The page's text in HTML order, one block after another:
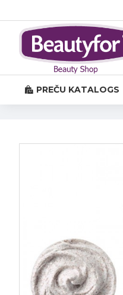
PREČU KATALOGS